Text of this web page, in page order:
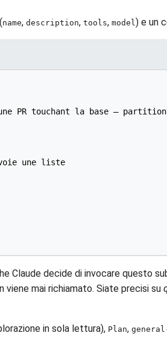
name, description, tools, model ) e un
PR touchant la base —
une liste
Claude decide di invocare questo
viene mai richiamato. Siate precisi su
in sola lettura), Plan,